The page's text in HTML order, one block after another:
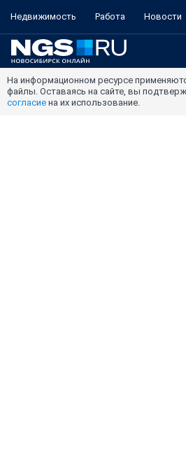
Недвижимость Работа Новости
На информационном ресурсе
файлы. Оставаясь на сайте, вы
согласие на их использование.